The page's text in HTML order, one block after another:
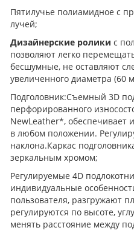
Пятилучье полиамидное с
лучей;
Дизайнерские ролики с
позволяют легко
бесшумные, не оставляют
увеличенного диаметра (60
Подголовник:Съемный 3D
перфорированного
NewLeather*, обеспечивает
в любом положении.
наклона.Каркас
зеркальным хромом;
Регулируемые 4D
индивидуальные
пользователя, разгружают
регулируются по высоте,
менять расстояние между